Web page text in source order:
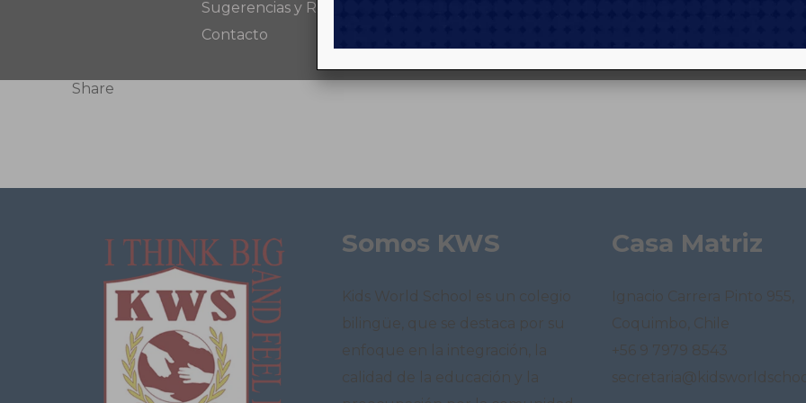
Sugerencias y Reclamos
Contacto
Share
Somos KWS
Kids World School es un colegio
bilingüe, que se destaca por su
enfoque en la integración, la
calidad de la educación y la
Casa Matriz
Ignacio Carrera Pinto 955,
Coquimbo, Chile
+56 9 7979 8543